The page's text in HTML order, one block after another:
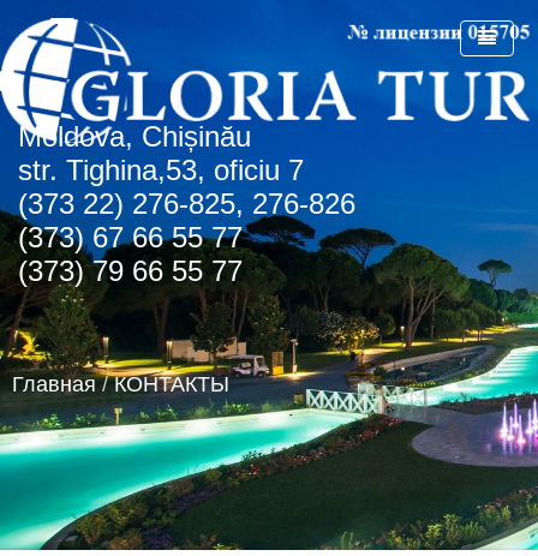
Мoldova, Chișinău
str. Tighina,53, oficiu 7
(373 22) 276-825, 276-826
(373) 67 66 55 77
(373) 79 66 55 77
Главная / КОНТАКТЫ
ГЛАВНАЯ
О КОМПАНИИ
СПЕЦПРЕДЛОЖЕНИЯ
СПО Болгария
СТРАНЫ
Болгария
Албена
Золотые пески
Регион Чайка
Солнечный день
Греция
о.Крит
Турция
Румыния
ОАЭ
НОВОСТИ
КОНТАКТЫ
АГЕНТСТВАМ
Туристическая лицензия
Транспортная лицензия